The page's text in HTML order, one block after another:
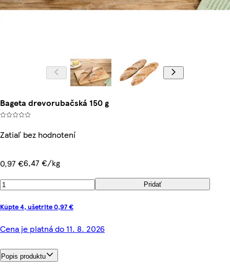
Bageta drevorubačská 150 g
Zatiaľ bez hodnotení
0,97 €6,47 €/kg
Pridať
Kúpte 4, ušetrite 0,97 €
Cena je platná do 11. 8. 2026
Popis produktu